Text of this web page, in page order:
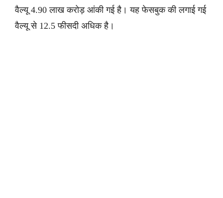
वैल्यू 4.90 लाख करोड़ आंकी गई है। यह फेसबुक की लगाई गई
वैल्यू से 12.5 फीसदी अधिक है।